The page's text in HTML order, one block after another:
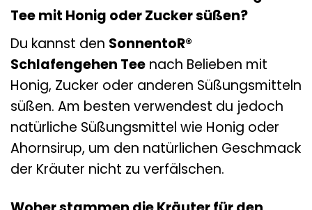
Tee mit Honig oder Zucker süßen?
Du kannst den SonnentoR®
Schlafengehen Tee nach Belieben mit
Honig, Zucker oder anderen Süßungsmitteln
süßen. Am besten verwendest du jedoch
natürliche Süßungsmittel wie Honig oder
Ahornsirup, um den natürlichen Geschmack
der Kräuter nicht zu verfälschen.